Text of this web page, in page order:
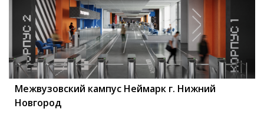
Межвузовский кампус Неймарк г. Нижний
Новгород